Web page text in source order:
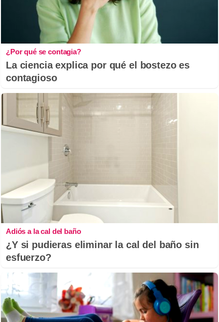
¿Por qué se contagia?
La ciencia explica por qué el bostezo es
contagioso
Adiós a la cal del baño
¿Y si pudieras eliminar la cal del baño sin
esfuerzo?